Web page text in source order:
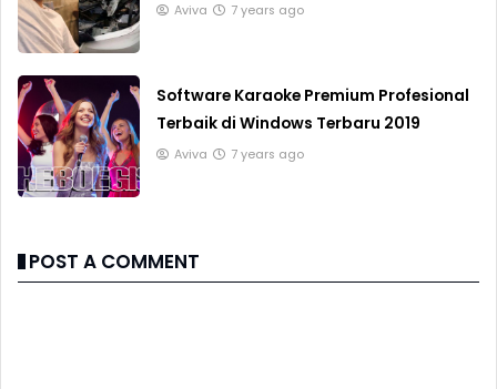
Aviva 7 years ago
Software Karaoke Premium Profesional
Terbaik di Windows Terbaru 2019
Aviva 7 years ago
POST A COMMENT